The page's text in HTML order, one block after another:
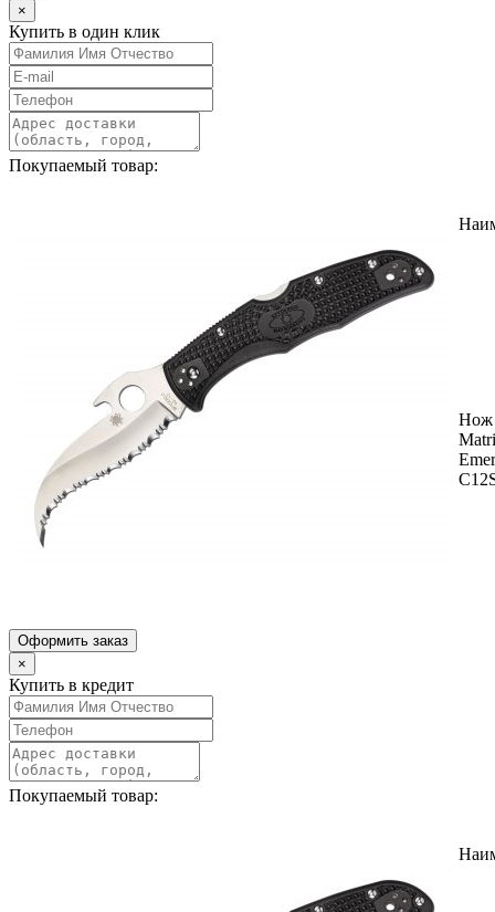
×
Купить в один клик
Покупаемый товар:
Нож
Оформить заказ
×
Купить в кредит
Покупаемый товар: